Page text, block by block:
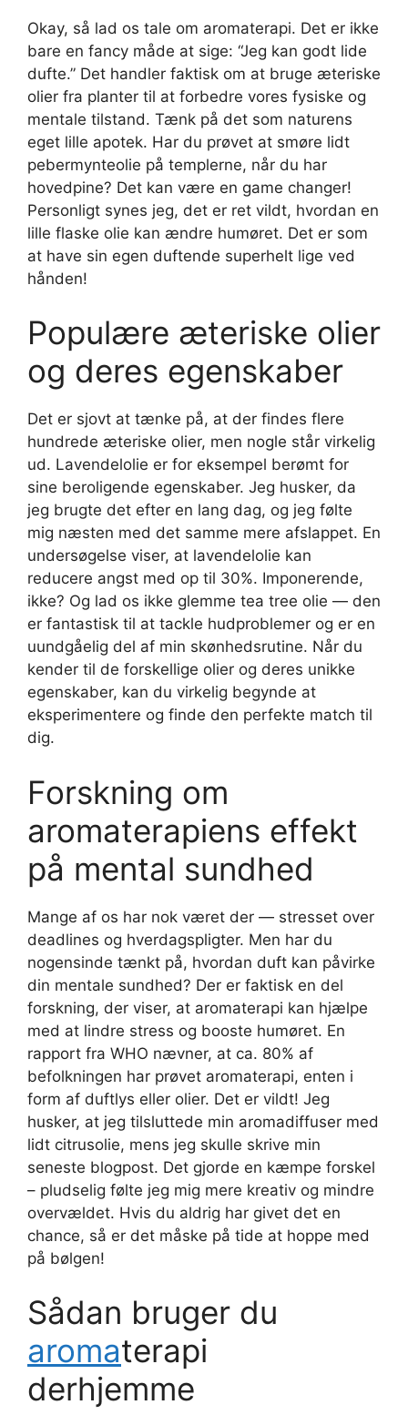
Okay, så lad os tale om aromaterapi. Det er ikke
bare en fancy måde at sige: “Jeg kan godt lide
dufte.” Det handler faktisk om at bruge æteriske
olier fra planter til at forbedre vores fysiske og
mentale tilstand. Tænk på det som naturens
eget lille apotek. Har du prøvet at smøre lidt
pebermynteolie på templerne, når du har
hovedpine? Det kan være en game changer!
Personligt synes jeg, det er ret vildt, hvordan en
lille flaske olie kan ændre humøret. Det er som
at have sin egen duftende superhelt lige ved
hånden!
Populære æteriske olier
og deres egenskaber
Det er sjovt at tænke på, at der findes flere
hundrede æteriske olier, men nogle står virkelig
ud. Lavendelolie er for eksempel berømt for
sine beroligende egenskaber. Jeg husker, da
jeg brugte det efter en lang dag, og jeg følte
mig næsten med det samme mere afslappet. En
undersøgelse viser, at lavendelolie kan
reducere angst med op til 30%. Imponerende,
ikke? Og lad os ikke glemme tea tree olie — den
er fantastisk til at tackle hudproblemer og er en
uundgåelig del af min skønhedsrutine. Når du
kender til de forskellige olier og deres unikke
egenskaber, kan du virkelig begynde at
eksperimentere og finde den perfekte match til
dig.
Forskning om
aromaterapiens effekt
på mental sundhed
Mange af os har nok været der — stresset over
deadlines og hverdagspligter. Men har du
nogensinde tænkt på, hvordan duft kan påvirke
din mentale sundhed? Der er faktisk en del
forskning, der viser, at aromaterapi kan hjælpe
med at lindre stress og booste humøret. En
rapport fra WHO nævner, at ca. 80% af
befolkningen har prøvet aromaterapi, enten i
form af duftlys eller olier. Det er vildt! Jeg
husker, at jeg tilsluttede min aromadiffuser med
lidt citrusolie, mens jeg skulle skrive min
seneste blogpost. Det gjorde en kæmpe forskel
– pludselig følte jeg mig mere kreativ og mindre
overvældet. Hvis du aldrig har givet det en
chance, så er det måske på tide at hoppe med
på bølgen!
Sådan bruger du
aromaterapi
derhjemme